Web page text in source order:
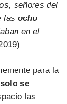
señores del
las ocho
en el
para la
se
las